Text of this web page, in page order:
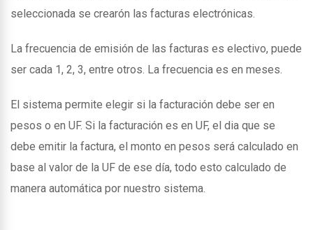
seleccionada se crearón las facturas electrónicas.
La frecuencia de emisión de las facturas es electivo, puede
ser cada 1, 2, 3, entre otros. La frecuencia es en meses.
El sistema permite elegir si la facturación debe ser en
pesos o en UF. Si la facturación es en UF, el dia que se
debe emitir la factura, el monto en pesos será calculado en
base al valor de la UF de ese día, todo esto calculado de
manera automática por nuestro sistema.